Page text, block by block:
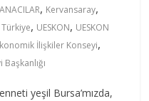
, Kervansaray,
Türkiye, UESKON, UESKON
İlişkiler Konseyi,
yeşil Bursa’mızda,